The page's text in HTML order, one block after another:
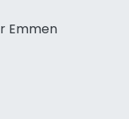
Emmen